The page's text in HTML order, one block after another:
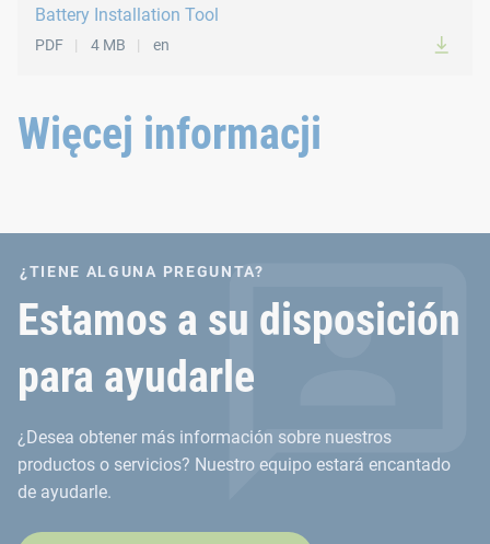
Informacje techniczne dla
Siła osadzania: BV13, do 56 kN - BV17, do 76 kN
Battery Installation Tool
PDF 4 MB en
Więcej informacji
¿TIENE ALGUNA PREGUNTA?
Estamos a su disposición
para ayudarle
¿Desea obtener más información sobre nuestros
productos o servicios? Nuestro equipo estará encantado
de ayudarle.